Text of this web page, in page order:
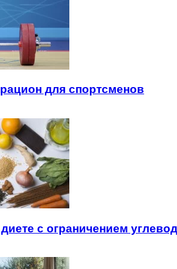
для спортсменов
с ограничением